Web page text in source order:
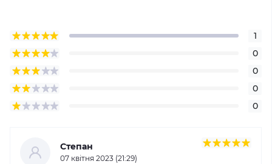
1
0
0
0
0
Степан
07 квітня 2023 (21:29)